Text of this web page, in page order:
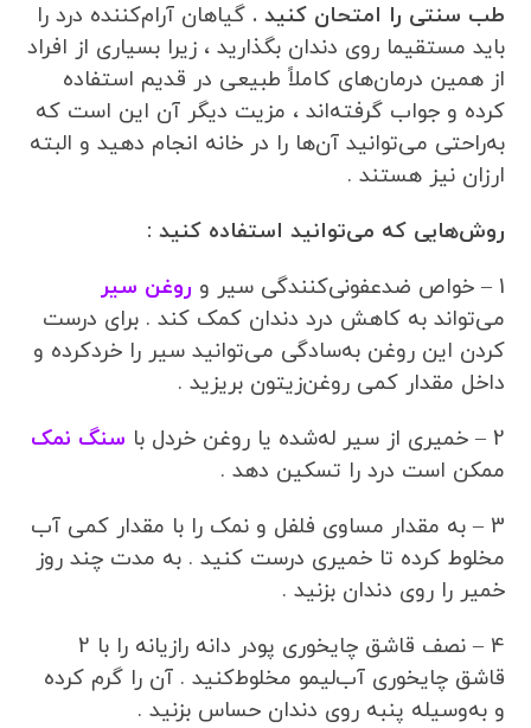
طب سنتی را امتحان کنید . گیاهان آرام‌کننده درد را
باید مستقیما روی دندان بگذارید ، زیرا بسیاری از افراد
از همین درمان‌های کاملاً طبیعی در قدیم استفاده
کرده‌ و جواب گرفته‌اند ، مزیت دیگر آن این است که
به‌راحتی می‌توانید آن‌ها را در خانه انجام دهید و البته
ارزان نیز هستند .
روش‌هایی که می‌توانید استفاده کنید :
1 – خواص ضدعفونی‌کنندگی سیر و
روغن سیر
می‌تواند به کاهش درد دندان کمک کند . برای درست
کردن این روغن به‌سادگی می‌توانید سیر را خردکرده و
داخل مقدار کمی روغن‌زیتون بریزید .
2 – خمیری از سیر له‌شده یا روغن خردل با
سنگ نمک
ممکن است درد را تسکین دهد .
3 – به مقدار مساوی فلفل و نمک را با مقدار کمی آب
مخلوط کرده تا خمیری درست کنید . به مدت چند روز
خمیر را روی دندان بزنید .
4 – نصف قاشق چایخوری پودر دانه رازیانه را با 2
قاشق چایخوری آب‌لیمو مخلوط‌کنید . آن را گرم کرده
و به‌وسیله پنبه روی دندان حساس بزنید .